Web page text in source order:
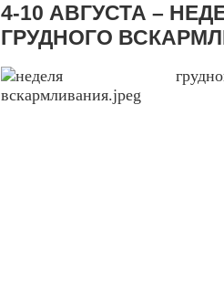
4-10 АВГУСТА –
ГРУДНОГО